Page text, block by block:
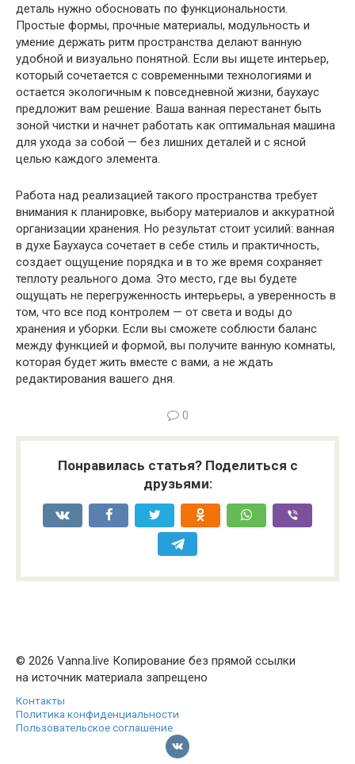
деталь нужно обосновать по функциональности.
Простые формы, прочные материалы, модульность и
умение держать ритм пространства делают ванную
удобной и визуально понятной. Если вы ищете интерьер,
который сочетается с современными технологиями и
остается экологичным к повседневной жизни, баухаус
предложит вам решение. Ваша ванная перестанет быть
зоной чистки и начнет работать как оптимальная машина
для ухода за собой — без лишних деталей и с ясной
целью каждого элемента.
Работа над реализацией такого пространства требует
внимания к планировке, выбору материалов и аккуратной
организации хранения. Но результат стоит усилий: ванная
в духе Баухауса сочетает в себе стиль и практичность,
создает ощущение порядка и в то же время сохраняет
теплоту реального дома. Это место, где вы будете
ощущать не перегруженность интерьеры, а уверенность в
том, что все под контролем — от света и воды до
хранения и уборки. Если вы сможете соблюсти баланс
между функцией и формой, вы получите ванную комнаты,
которая будет жить вместе с вами, а не ждать
редактирования вашего дня.
0
Понравилась статья? Поделиться с
друзьями:
© 2026 Vanna.live Копирование без прямой ссылки
на источник материала запрещено
Контакты
Политика конфиденциальности
Пользовательское соглашение